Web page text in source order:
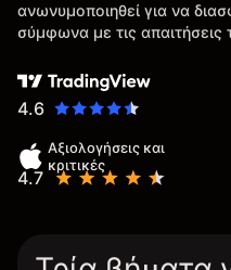
ανωνυμοποιηθεί για να
σύμφωνα με τις απαιτήσεις
4.6
Αξιολογήσεις και
κριτικές
4.7